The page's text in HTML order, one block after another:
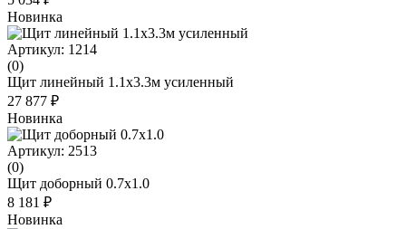
Новинка
Артикул: 1214
(0)
Щит линейный 1.1х3.3м усиленный
27 877 ₽
Новинка
Артикул: 2513
(0)
Щит доборный 0.7x1.0
8 181 ₽
Новинка